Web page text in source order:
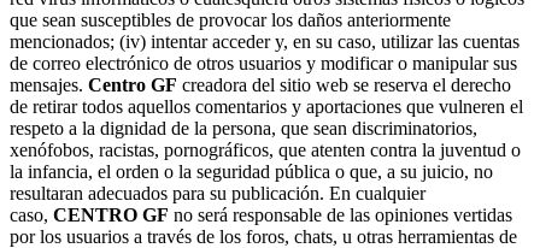
que sean susceptibles de provocar los daños anteriormente
mencionados; (iv) intentar acceder y, en su caso, utilizar las cuentas
de correo electrónico de otros usuarios y modificar o manipular sus
mensajes. Centro GF creadora del sitio web se reserva el derecho
de retirar todos aquellos comentarios y aportaciones que vulneren el
respeto a la dignidad de la persona, que sean discriminatorios,
xenófobos, racistas, pornográficos, que atenten contra la juventud o
la infancia, el orden o la seguridad pública o que, a su juicio, no
resultaran adecuados para su publicación. En cualquier
caso, CENTRO GF no será responsable de las opiniones vertidas
por los usuarios a través de los foros, chats, u otras herramientas de